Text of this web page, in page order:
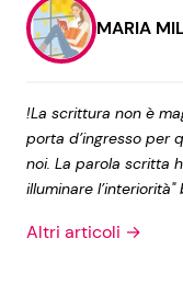
MARIA
!La scrittura non è
porta d’ingresso per
noi. La parola scritta
illuminare
Altri articoli →